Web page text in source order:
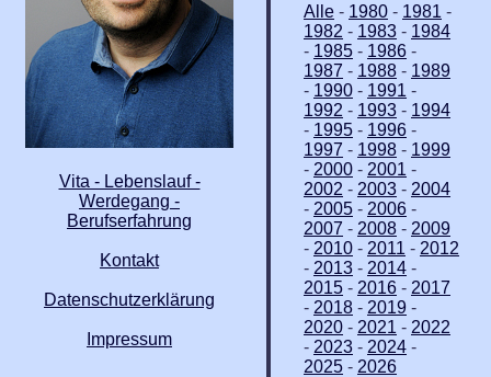
Vita - Lebenslauf -
Werdegang -
Berufserfahrung
Kontakt
Datenschutzerklärung
Impressum
Alle - 1980 - 1981 -
1982 - 1983 - 1984
- 1985 - 1986 -
1987 - 1988 - 1989
- 1990 - 1991 -
1992 - 1993 - 1994
- 1995 - 1996 -
1997 - 1998 - 1999
- 2000 - 2001 -
2002 - 2003 - 2004
- 2005 - 2006 -
2007 - 2008 - 2009
- 2010 - 2011 - 2012
- 2013 - 2014 -
2015 - 2016 - 2017
- 2018 - 2019 -
2020 - 2021 - 2022
- 2023 - 2024 -
2025 - 2026